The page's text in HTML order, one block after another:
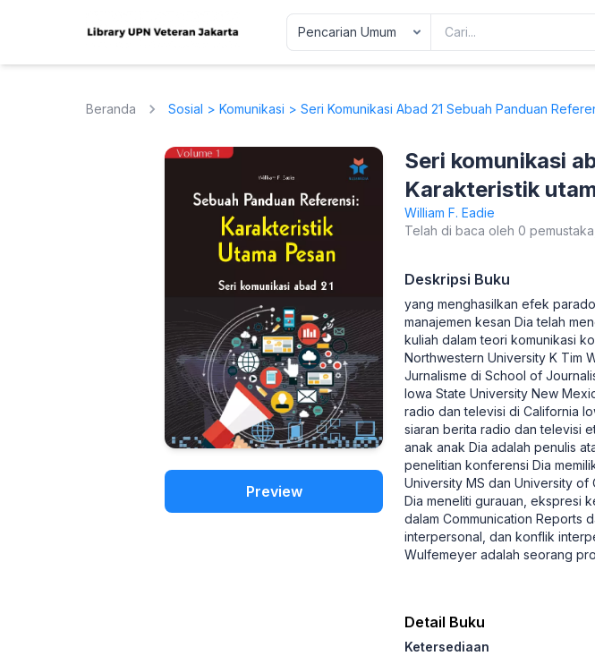
Beranda Sosial > Komunikasi > Seri Komunikasi Abad 21 Sebuah Panduan
Preview
Seri komunikasi
Karakteristik
William F. Eadie
Telah di baca oleh 0
Deskripsi Buku
yang menghasilkan efek
manajemen kesan Dia telah
kuliah dalam teori komunikasi
Northwestern University K Tim
Jurnalisme di School of
Iowa State University New
radio dan televisi di California
siaran berita radio dan televisi
anak anak Dia adalah penulis
penelitian konferensi Dia
University MS dan University
Dia meneliti gurauan, ekspresi
dalam Communication Reports
interpersonal, dan konflik
Wulfemeyer adalah seorang
Detail Buku
Ketersediaan